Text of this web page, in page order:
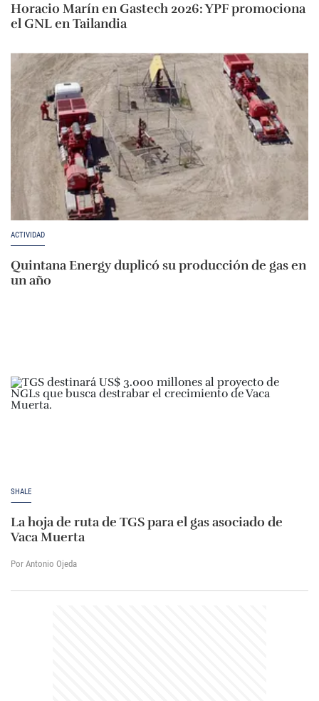
Horacio Marín en Gastech 2026: YPF promociona
el GNL en Tailandia
ACTIVIDAD
Quintana Energy duplicó su producción de gas en
un año
SHALE
La hoja de ruta de TGS para el gas asociado de
Vaca Muerta
Por Antonio Ojeda